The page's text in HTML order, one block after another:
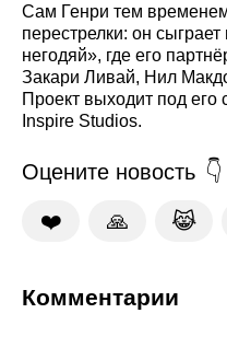
Сам Генри тем
перестрелки: он
негодяй», где его
Закари Ливай, Нил
Проект выходит под его
Inspire Studios.
Оцените новость
❤️ 🙏 😹
Комментарии